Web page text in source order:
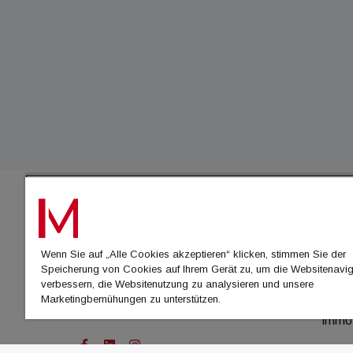
Wenn Sie auf „Alle Cookies akzeptieren“ klicken, stimmen Sie der
Speicherung von Cookies auf Ihrem Gerät zu, um die
verbessern, die Websitenutzung zu analysieren und unsere
Marketingbemühungen zu unterstützen.